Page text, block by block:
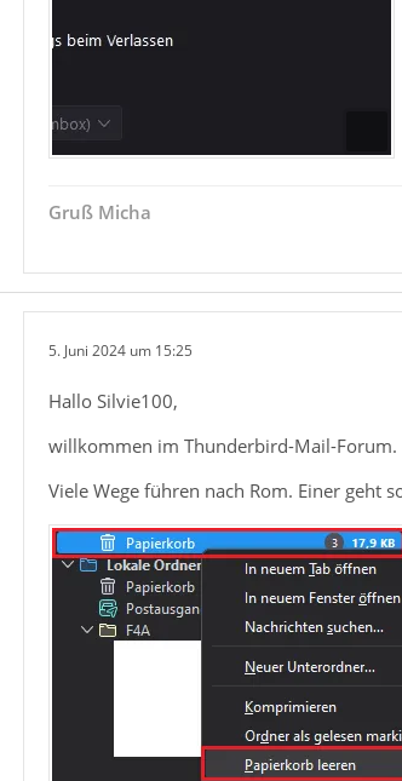
Gruß Micha
5. Juni 2024 um 15:25
Hallo Silvie100,
willkommen im Thunderbird-Mail-Forum.
Viele Wege führen nach Rom. Einer geht